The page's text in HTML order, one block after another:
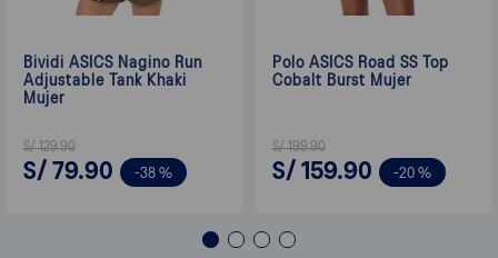
Bividi ASICS Nagino Run
Adjustable Tank Khaki
Mujer
S/ 129.90
S/ 79.90 -38 %
Polo ASICS Road SS Top
Cobalt Burst Mujer
S/ 199.90
S/ 159.90 -20 %